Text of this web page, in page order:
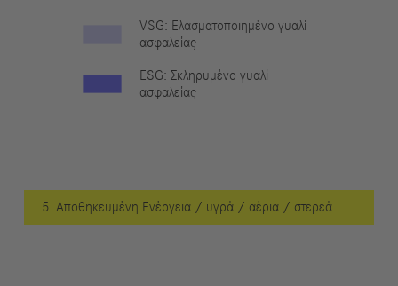
VSG: Ελασματοποιημένο γυαλί
ασφαλείας
ESG: Σκληρυμένο γυαλί
ασφαλείας
5. Αποθηκευμένη Ενέργεια / υγρά / αέρια / στερεά